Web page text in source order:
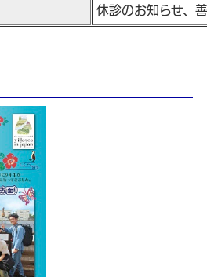
休診のお知らせ、